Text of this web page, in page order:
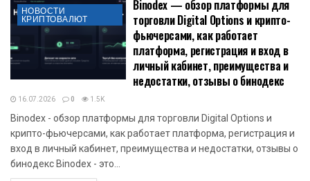
НОВОСТИ
КРИПТОВАЛЮТ
Binodex — обзор платформы для
торговли Digital Options и крипто-
фьючерсами, как работает
платформа, регистрация и вход в
личный кабинет, преимущества и
недостатки, отзывы о бинодекс
16.07.2026 0 1.5K
Binodex - обзор платформы для торговли Digital Options и
крипто-фьючерсами, как работает платформа, регистрация и
вход в личный кабинет, преимущества и недостатки, отзывы о
бинодекс Binodex - это...